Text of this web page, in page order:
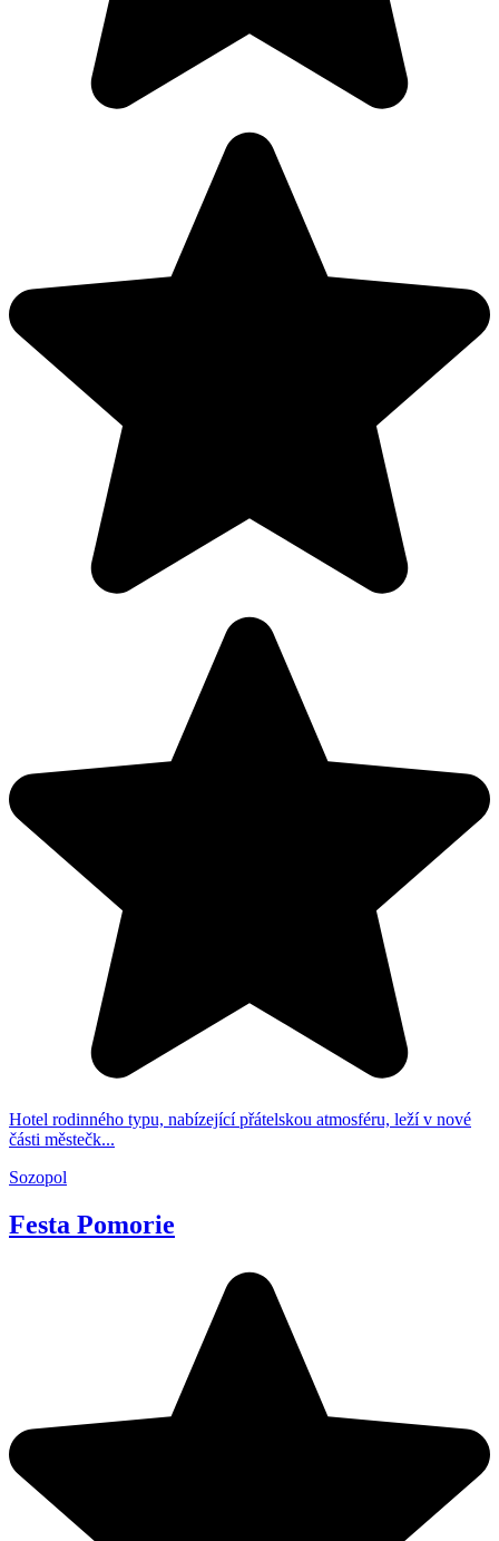
Hotel rodinného typu, nabízející přátelskou atmosféru, leží v nové
části městečk...
Sozopol
Festa Pomorie